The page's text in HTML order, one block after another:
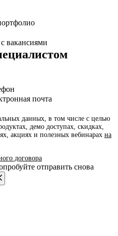
вакансиями
почта
данных, в том числе с целью
демо доступах, скидках,
акциях и полезных вебинарах на
договора
отправить снова